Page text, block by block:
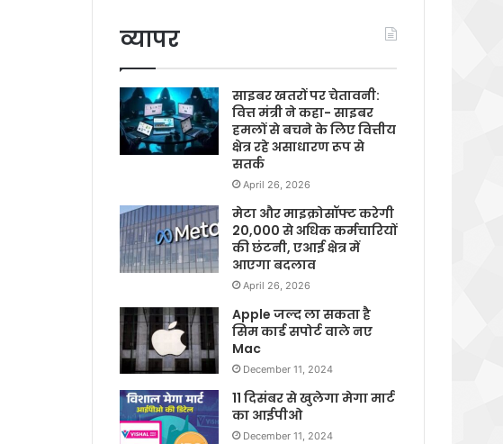
व्यापर
साइबर खतरों पर चेतावनी:
वित्त मंत्री ने कहा- साइबर
हमलों से बचने के लिए वित्तीय
क्षेत्र रहे असाधारण रूप से
सतर्क
April 26, 2026
मेटा और माइक्रोसॉफ्ट करेगी
20,000 से अधिक कर्मचारियों
की छंटनी, एआई क्षेत्र में
आएगा बदलाव
April 26, 2026
Apple जल्द ला सकता है
सिम कार्ड सपोर्ट वाले नए
Mac
December 11, 2024
11 दिसंबर से खुलेगा मेगा मार्ट
का आईपीओ
December 11, 2024